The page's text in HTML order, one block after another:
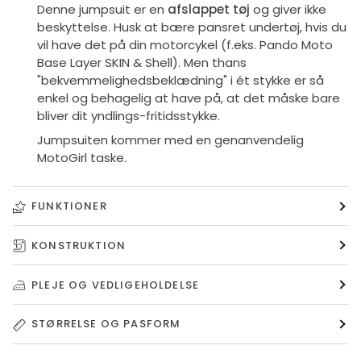
Denne jumpsuit er en afslappet tøj og giver ikke
beskyttelse. Husk at bære pansret undertøj, hvis du
vil have det på din motorcykel (f.eks. Pando Moto
Base Layer SKIN & Shell). Men thans
"bekvemmelighedsbeklædning" i ét stykke er så
enkel og behagelig at have på, at det måske bare
bliver dit yndlings-fritidsstykke.
Jumpsuiten kommer med en genanvendelig
MotoGirl taske.
FUNKTIONER
KONSTRUKTION
PLEJE OG VEDLIGEHOLDELSE
STØRRELSE OG PASFORM